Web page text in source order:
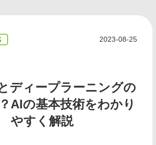
2023-08-25
ディープラーニングの
AIの基本技術をわかり
やすく解説